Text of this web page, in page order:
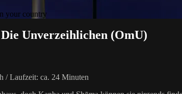
your country
Unverzeihlichen (OmU)
/ Laufzeit: ca. 24 Minuten